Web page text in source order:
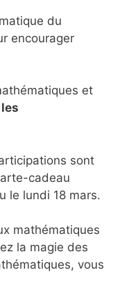
du
encourager
et
sont
cadeau
le lundi 18 mars.
mathématiques
la magie des
vous